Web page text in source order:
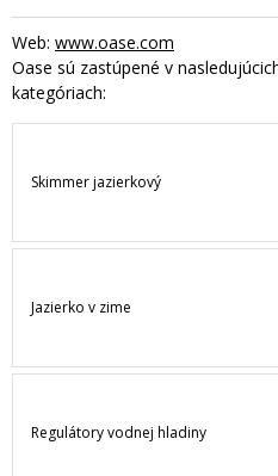
Web: www.oase.com
Oase sú zastúpené v
kategóriach:
Skimmer jazierkový
Jazierko v zime
Regulátory vodnej hladiny